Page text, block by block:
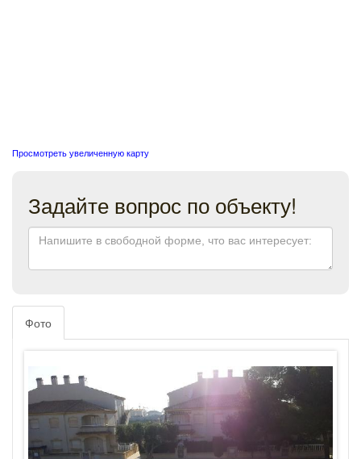
Просмотреть увеличенную карту
Задайте вопрос по объекту!
Фото